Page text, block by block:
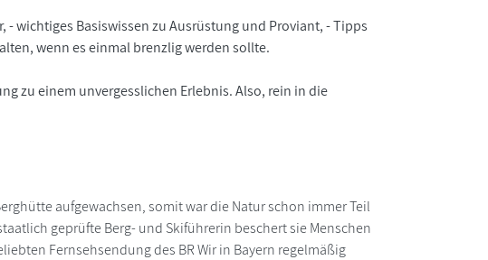
wichtiges Basiswissen zu Ausrüstung und Proviant, - Tipps
wenn es einmal brenzlig werden sollte.
zu einem unvergesslichen Erlebnis. Also, rein in die
aufgewachsen, somit war die Natur schon immer Teil
geprüfte Berg- und Skiführerin beschert sie Menschen
Fernsehsendung des BR Wir in Bayern regelmäßig